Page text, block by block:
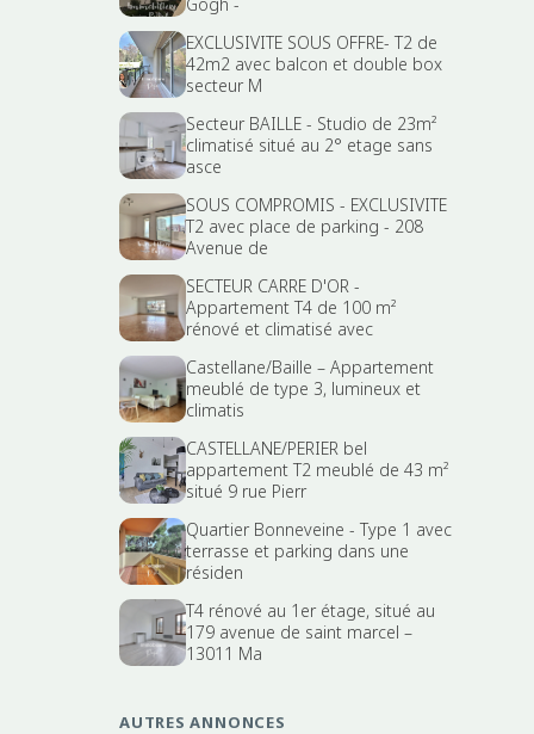
EXCLUSIVITE SOUS OFFRE- T2 de
42m2 avec balcon et double box
secteur M
Secteur BAILLE - Studio de 23m²
climatisé situé au 2° etage sans
asce
SOUS COMPROMIS - EXCLUSIVITE
T2 avec place de parking - 208
Avenue de
SECTEUR CARRE D'OR -
Appartement T4 de 100 m²
rénové et climatisé avec
Castellane/Baille – Appartement
meublé de type 3, lumineux et
climatis
CASTELLANE/PERIER bel
appartement T2 meublé de 43 m²
situé 9 rue Pierr
Quartier Bonneveine - Type 1 avec
terrasse et parking dans une
résiden
T4 rénové au 1er étage, situé au
179 avenue de saint marcel –
13011 Ma
AUTRES ANNONCES